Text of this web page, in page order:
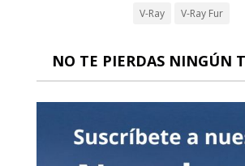
V-Ray V-Ray Fur
NO TE PIERDAS NINGÚN